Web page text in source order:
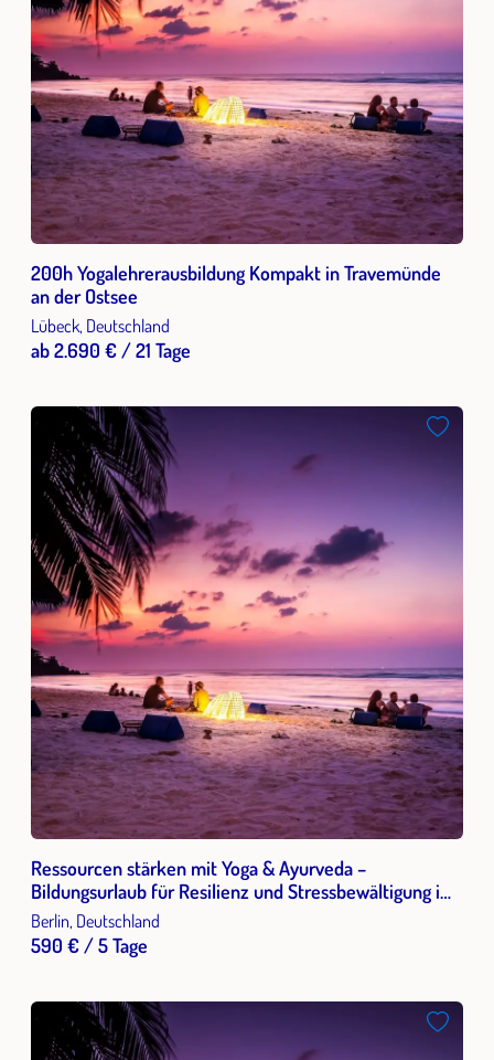
200h Yogalehrerausbildung Kompakt in Travemünde
an der Ostsee
Lübeck, Deutschland
ab 2.690 € / 21 Tage
Ressourcen stärken mit Yoga & Ayurveda –
Bildungsurlaub für Resilienz und Stressbewältigung im
Berufsalltag
Berlin, Deutschland
590 € / 5 Tage